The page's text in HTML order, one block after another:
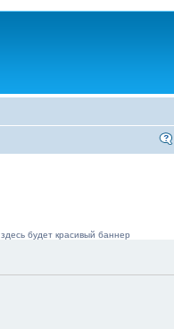
здесь будет красивый баннер